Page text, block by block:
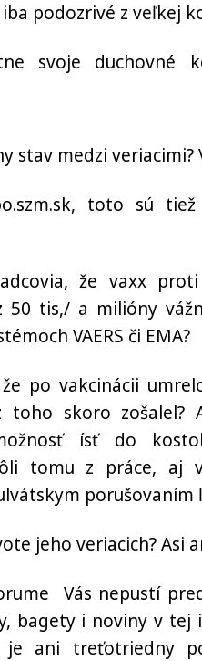
podozrivé z veľkej
svoje duchovné
stav medzi veriacimi?
toto sú
že vaxx
tis,/ a milióny
VAERS či EMA?
po vakcinácii
toho skoro zošalel?
ísť do
tomu z práce, aj
porušovaním
jeho veriacich? Asi
Vás nepustí
bagety i noviny v
ani treťotriedny